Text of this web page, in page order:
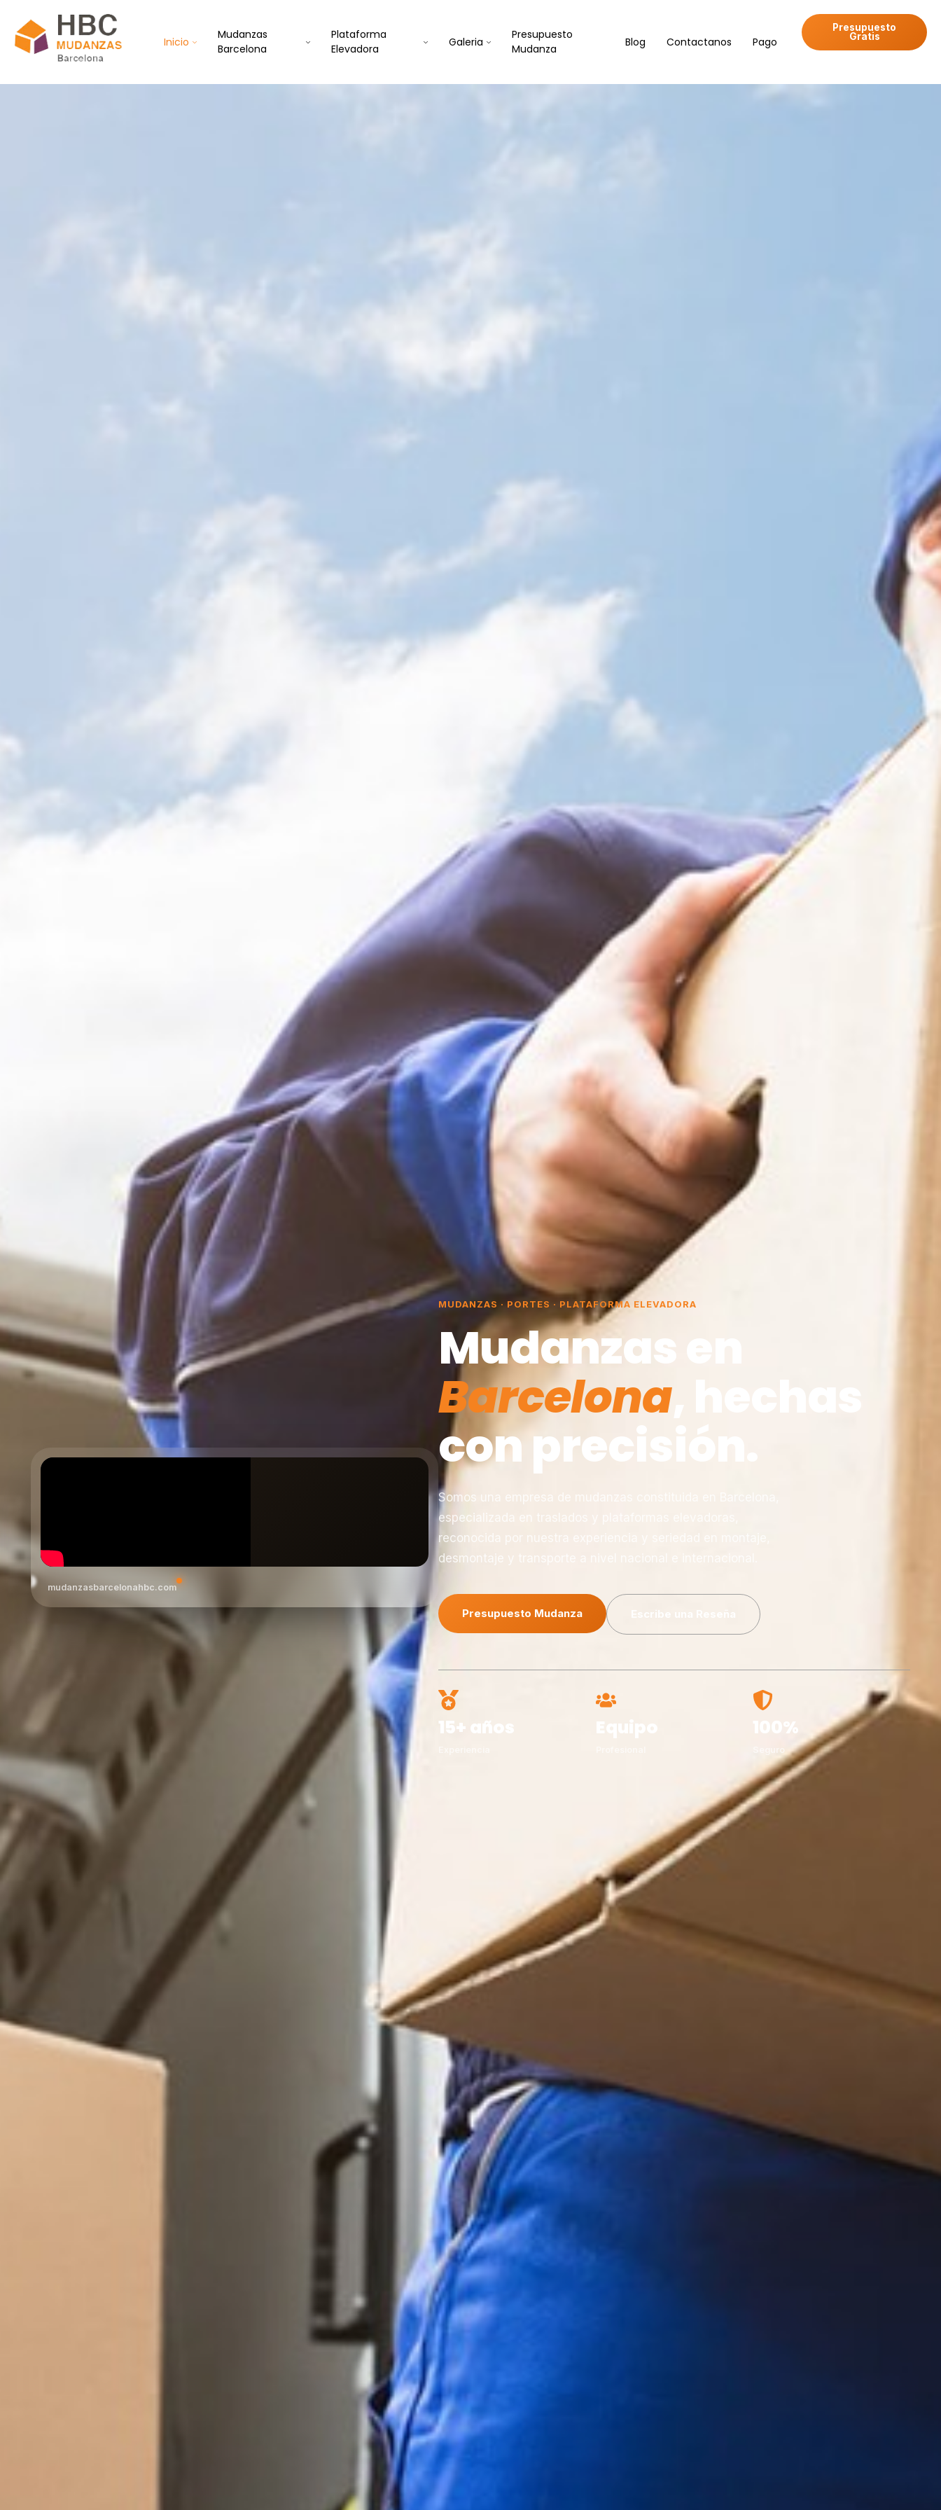
Inicio
Mudanzas
Barcelona
Plataforma
Elevadora
Galeria
Presupuesto
Mudanza
Blog Contactanos Pago
Presupuesto
Gratis
mudanzasbarcelonahbc.com
MUDANZAS · PORTES · PLATAFORMA ELEVADORA
Mudanzas en
Barcelona, hechas
con precisión.
Somos una empresa de mudanzas constituida en Barcelona,
especializada en traslados y plataformas elevadoras,
reconocida por nuestra experiencia y seriedad en montaje,
desmontaje y transporte a nivel nacional e internacional.
Presupuesto Mudanza Escribe una Reseña
15+ años Equipo 100%
Seguro